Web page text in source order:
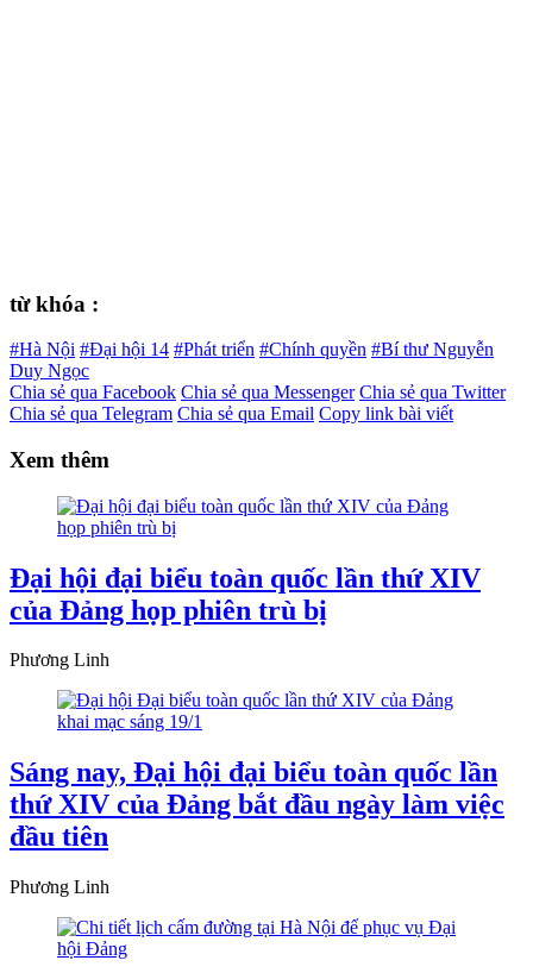
từ khóa :
#Hà Nội #Đại hội 14 #Phát triển #Chính quyền #Bí thư Nguyễn
Duy Ngọc
Chia sẻ qua Facebook Chia sẻ qua Messenger Chia sẻ qua Twitter
Chia sẻ qua Telegram Chia sẻ qua Email Copy link bài viết
Xem thêm
Đại hội đại biểu toàn quốc lần thứ XIV
của Đảng họp phiên trù bị
Phương Linh
Sáng nay, Đại hội đại biểu toàn quốc lần
thứ XIV của Đảng bắt đầu ngày làm việc
đầu tiên
Phương Linh